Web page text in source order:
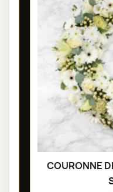
COURONNE